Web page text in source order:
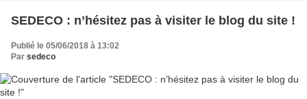
SEDECO : n’hésitez pas à visiter le blog du site !
Publié le 05/06/2018 à 13:02
Par sedeco